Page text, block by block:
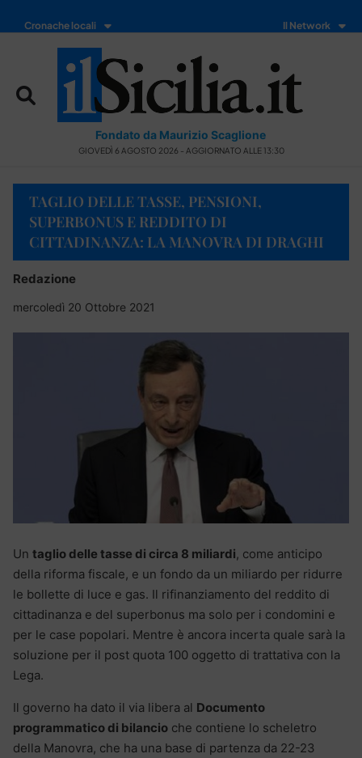
Cronache locali Il Network
Fondato da Maurizio Scaglione
GIOVEDÌ 6 AGOSTO 2026 - AGGIORNATO ALLE 13:30
TAGLIO DELLE TASSE, PENSIONI,
SUPERBONUS E REDDITO DI
CITTADINANZA: LA MANOVRA DI DRAGHI
Redazione
mercoledì 20 Ottobre 2021
Un taglio delle tasse di circa 8 miliardi, come anticipo
della riforma fiscale, e un fondo da un miliardo per ridurre
le bollette di luce e gas. Il rifinanziamento del reddito di
cittadinanza e del superbonus ma solo per i condomini e
per le case popolari. Mentre è ancora incerta quale sarà la
soluzione per il post quota 100 oggetto di trattativa con la
Lega.
Il governo ha dato il via libera al Documento
programmatico di bilancio che contiene lo scheletro
della Manovra, che ha una base di partenza da 22-23